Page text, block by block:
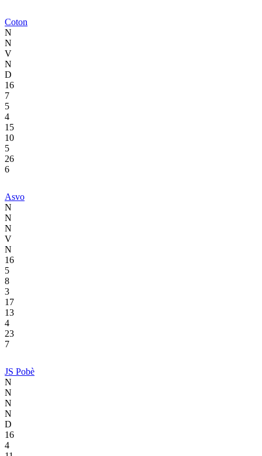
Coton
N
N
V
N
D
16
7
5
4
15
10
5
26
6
Asvo
N
N
N
V
N
16
5
8
3
17
13
4
23
7
JS Pobè
N
N
N
N
D
16
4